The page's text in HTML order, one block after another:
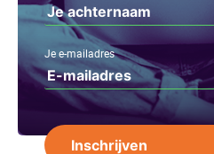
Je e-mailadres